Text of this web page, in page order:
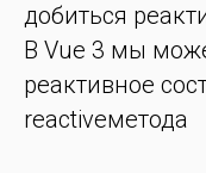
добиться
В Vue 3 мы
реактивное
reactiveметода